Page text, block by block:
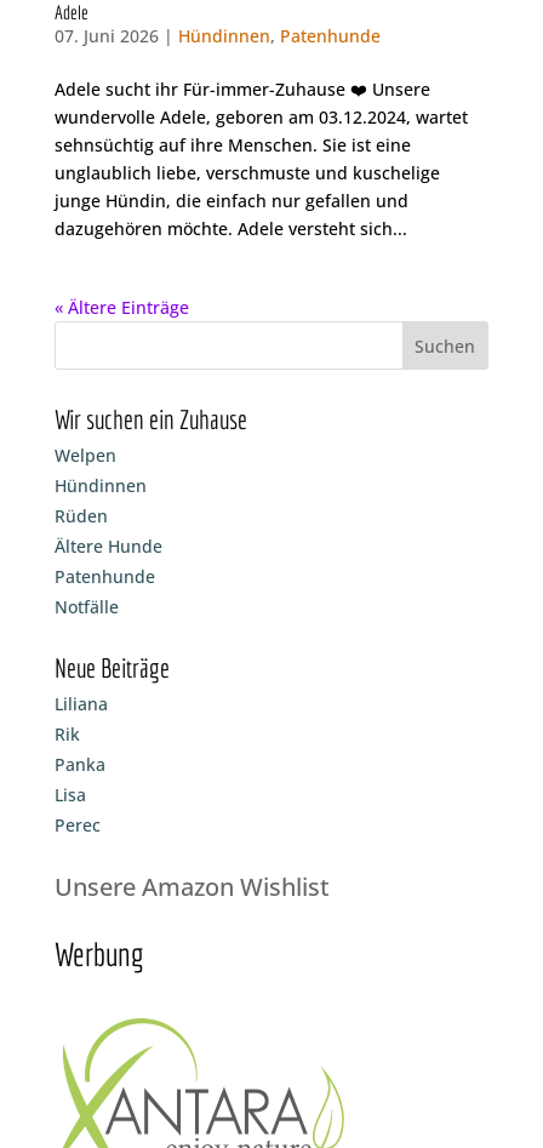
Adele
07. Juni 2026 | Hündinnen, Patenhunde
Adele sucht ihr Für-immer-Zuhause ❤️ Unsere
wundervolle Adele, geboren am 03.12.2024, wartet
sehnsüchtig auf ihre Menschen. Sie ist eine
unglaublich liebe, verschmuste und kuschelige
junge Hündin, die einfach nur gefallen und
dazugehören möchte. Adele versteht sich...
« Ältere Einträge
Wir suchen ein Zuhause
Welpen
Hündinnen
Rüden
Ältere Hunde
Patenhunde
Notfälle
Neue Beiträge
Liliana
Rik
Panka
Lisa
Perec
Unsere Amazon Wishlist
Werbung